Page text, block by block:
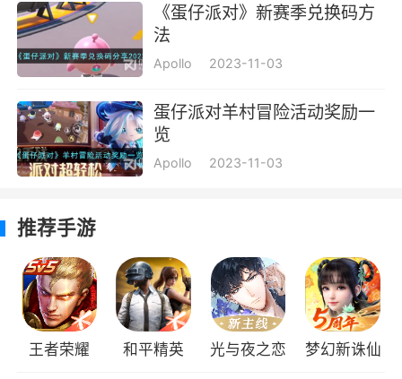
《蛋仔派对》新赛季兑换码方
法
Apollo 2023-11-03
蛋仔派对羊村冒险活动奖励一
览
Apollo 2023-11-03
推荐手游
王者荣耀 和平精英 光与夜之恋 梦幻新诛仙